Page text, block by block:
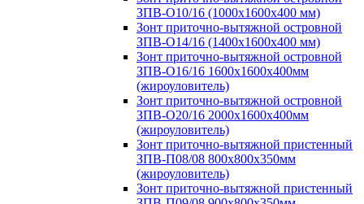
ЗПВ-О10/16 (1000х1600х400 мм)
Зонт приточно-вытяжной островной
ЗПВ-О14/16 (1400х1600х400 мм)
Зонт приточно-вытяжной островной
ЗПВ-О16/16 1600х1600х400мм
(жироуловитель)
Зонт приточно-вытяжной островной
ЗПВ-О20/16 2000х1600х400мм
(жироуловитель)
Зонт приточно-вытяжной пристенный
ЗПВ-П08/08 800х800х350мм
(жироуловитель)
Зонт приточно-вытяжной пристенный